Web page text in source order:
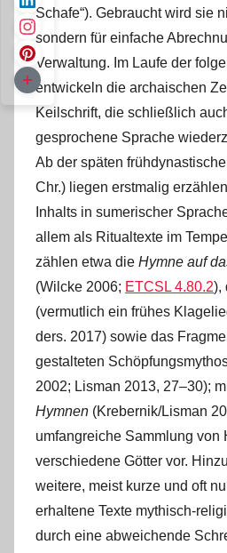
Schafe“). Gebraucht wird sie
sondern für einfache
Verwaltung. Im Laufe der
entwickeln die archaischen
Keilschrift, die schließlich
gesprochene Sprache
Ab der späten
Chr.) liegen erstmalig
Inhalts in sumerischer
allem als Ritualtexte im
zählen etwa die Hymne auf
(Wilcke 2006; ETCSL 4.80.2),
(vermutlich ein frühes
ders. 2017) sowie das
gestalteten
2002; Lisman 2013, 27‒30);
Hymnen (Krebernik/Lisman
umfangreiche Sammlung von
verschiedene Götter vor.
weitere, meist kurze und oft
erhaltene Texte mythisch-
durch eine abweichende